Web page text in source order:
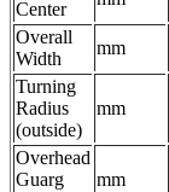
Center
Overall
Width
mm
Turning
Radius
(outside)
mm
Overhead
Guarg
mm